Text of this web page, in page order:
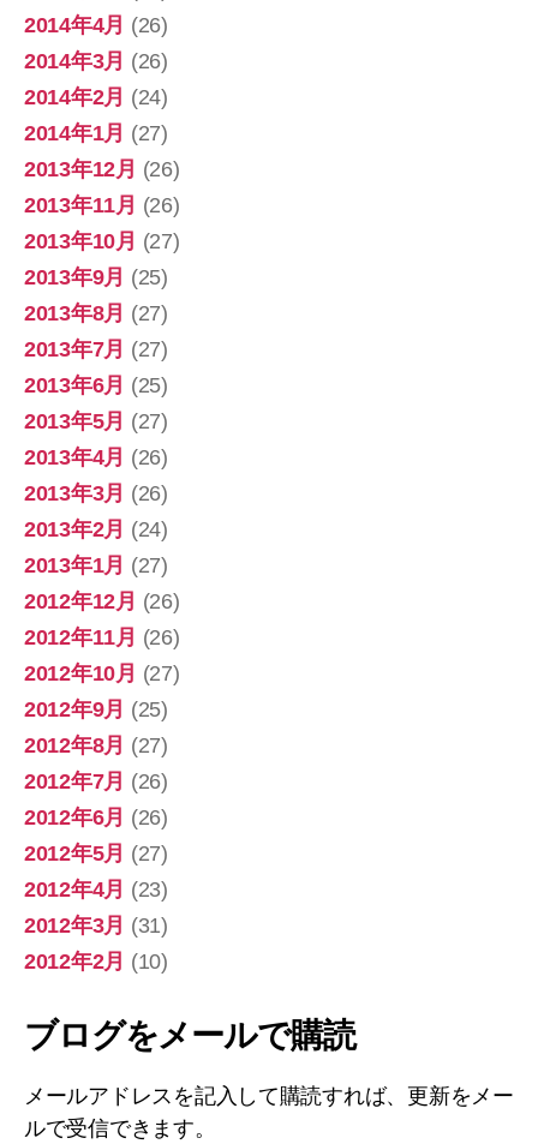
2014年4月 (26)
2014年3月 (26)
2014年2月 (24)
2014年1月 (27)
2013年12月 (26)
2013年11月 (26)
2013年10月 (27)
2013年9月 (25)
2013年8月 (27)
2013年7月 (27)
2013年6月 (25)
2013年5月 (27)
2013年4月 (26)
2013年3月 (26)
2013年2月 (24)
2013年1月 (27)
2012年12月 (26)
2012年11月 (26)
2012年10月 (27)
2012年9月 (25)
2012年8月 (27)
2012年7月 (26)
2012年6月 (26)
2012年5月 (27)
2012年4月 (23)
2012年3月 (31)
2012年2月 (10)
ブログをメールで購読
メールアドレスを記入して購読すれば、更新をメー
ルで受信できます。